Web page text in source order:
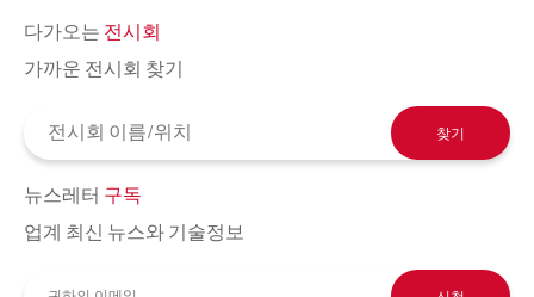
다가오는 전시회
가까운 전시회 찾기
찾기
뉴스레터 구독
업계 최신 뉴스와 기술정보